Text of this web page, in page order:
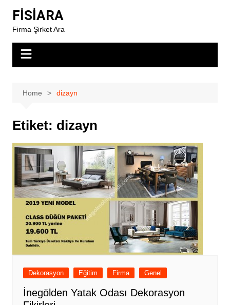
content
FİSİARA
Firma Şirket Ara
Home dizayn
Etiket: dizayn
Dekorasyon Eğitim Firma Genel
İnegölden Yatak Odası Dekorasyon